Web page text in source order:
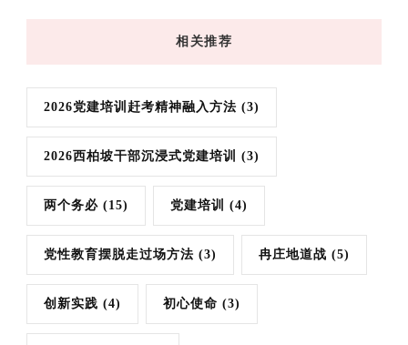
相关推荐
2026党建培训赶考精神融入方法 (3)
2026西柏坡干部沉浸式党建培训 (3)
两个务必 (15) 党建培训 (4)
党性教育摆脱走过场方法 (3) 冉庄地道战 (5)
创新实践 (4) 初心使命 (3)